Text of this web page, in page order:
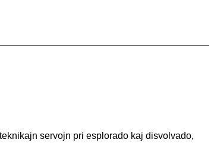
servojn pri esplorado kaj disvolvado,